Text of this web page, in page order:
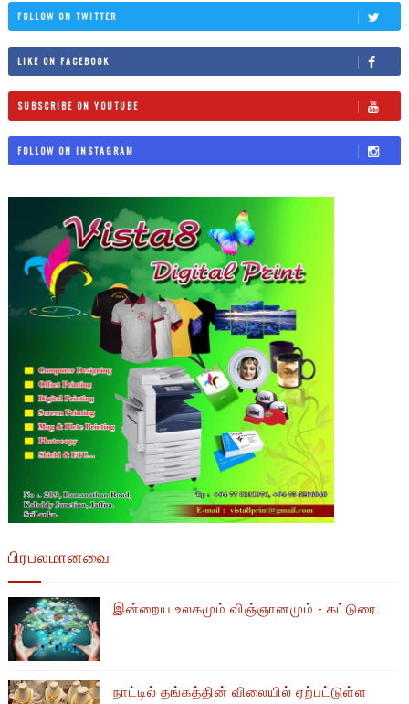
FOLLOW ON TWITTER
LIKE ON FACEBOOK
SUBSCRIBE ON YOUTUBE
FOLLOW ON INSTAGRAM
பிரபலமானவை
இன்றைய உலகமும் விஞ்ஞானமும் - கட்டுரை.
நாட்டில் தங்கத்தின் விலையில் ஏற்பட்டுள்ள